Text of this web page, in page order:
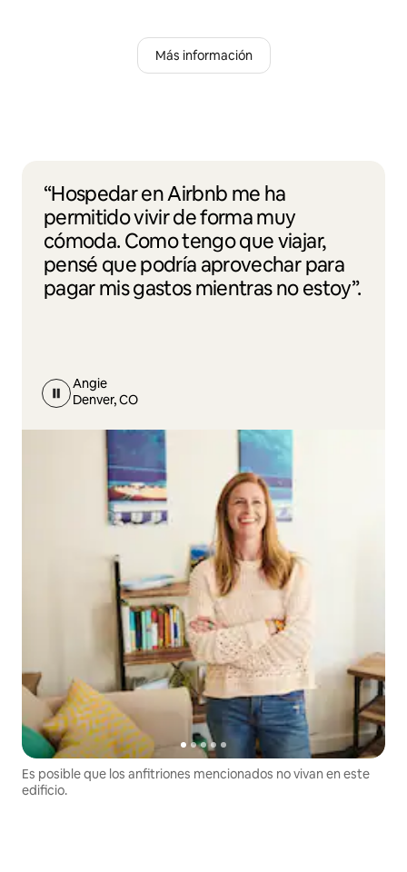
Más información
“Hospedar en Airbnb me ha
permitido vivir de forma muy
cómoda. Como tengo que viajar,
pensé que podría aprovechar para
pagar mis gastos mientras no estoy”.
Angie
Denver, CO
Es posible que los anfitriones mencionados no vivan en este
edificio.